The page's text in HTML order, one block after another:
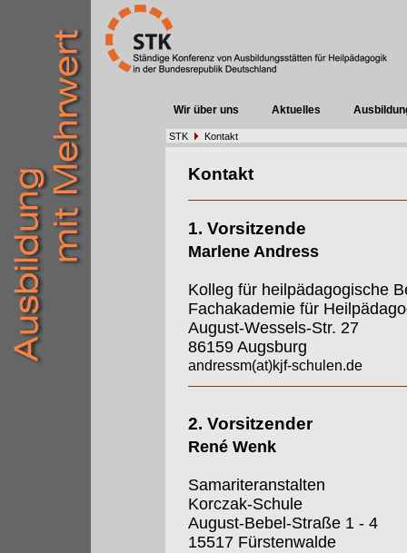
Wir über uns Aktuelles
STK Kontakt
Kontakt
1. Vorsitzende
Marlene Andress
Kolleg für heilpädagogische
Fachakademie für
August-Wessels-Str. 27
86159 Augsburg
andressm(at)kjf-schulen.de
2. Vorsitzender
René Wenk
Samariteranstalten
Korczak-Schule
August-Bebel-Straße 1 - 4
15517 Fürstenwalde